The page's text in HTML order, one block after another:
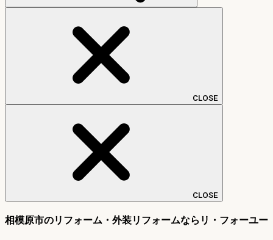
CLOSE
CLOSE
相模原市のリフォーム・外装リフォームならリ・フォーユー